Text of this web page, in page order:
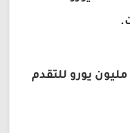
تلقى كل فريق 1.5 مليون يورو للتقدم